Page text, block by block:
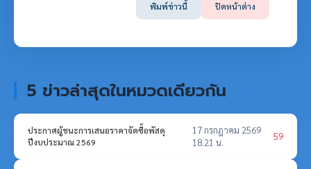
พิมพ์ข่าวนี้ ปิดหน้าต่าง
5 ข่าวล่าสุดในหมวดเดียวกัน
ประกาศผู้ชนะการเสนอราคาจัดซื้อพัสดุ
ปีงบประมาณ 2569
17 กรกฎาคม 2569
18.21 น.
59